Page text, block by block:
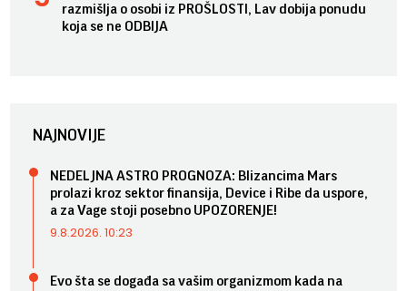
razmišlja o osobi iz PROŠLOSTI, Lav dobija ponudu
koja se ne ODBIJA
NAJNOVIJE
NEDELJNA ASTRO PROGNOZA: Blizancima Mars
prolazi kroz sektor finansija, Device i Ribe da uspore,
a za Vage stoji posebno UPOZORENJE!
9.8.2026. 10:23
Evo šta se događa sa vašim organizmom kada na